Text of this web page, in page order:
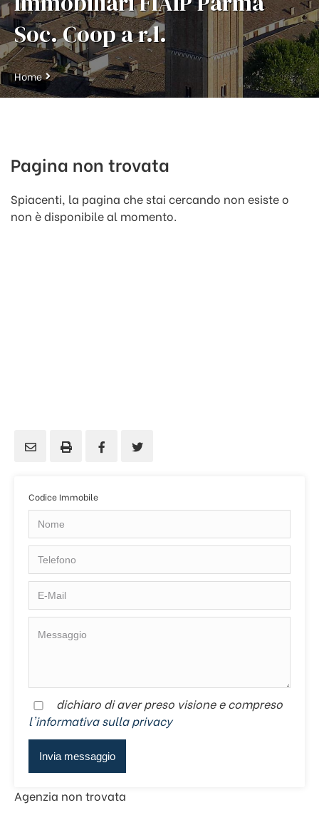
Soc. Coop a r.l.
Home
Pagina non trovata
Spiacenti, la pagina che stai cercando non esiste o
non è disponibile al momento.
Codice Immobile
dichiaro di aver preso visione e compreso
l'informativa sulla privacy
Agenzia non trovata